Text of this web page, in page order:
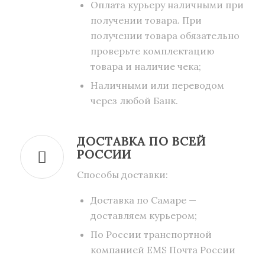
Оплата курьеру наличными при
получении товара. При
получении товара обязательно
проверьте комплектацию
товара и наличие чека;
Наличными или переводом
через любой Банк.
ДОСТАВКА ПО ВСЕЙ
РОССИИ
Способы доставки:
Доставка по Самаре —
доставляем курьером;
По России транспортной
компанией EMS Почта России